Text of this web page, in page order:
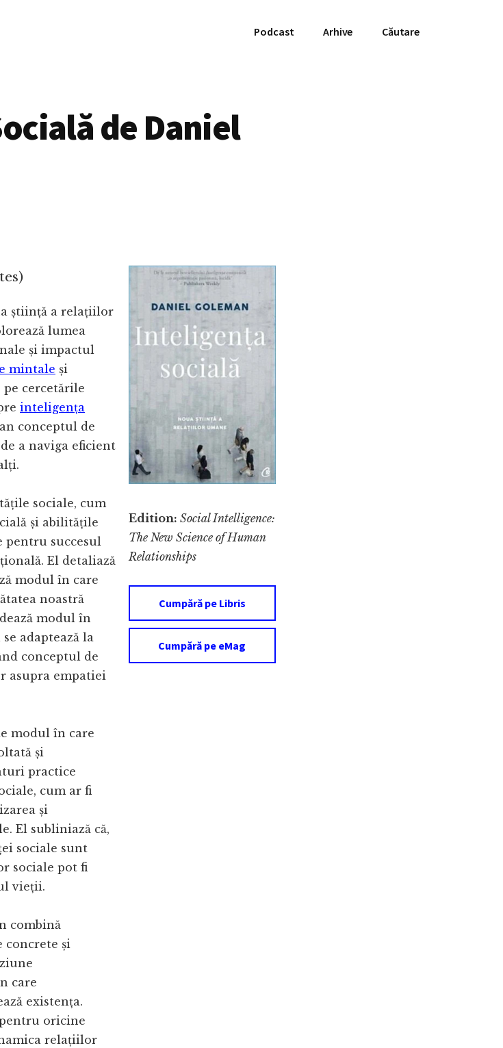
Podcast Arhive Căutare
de Daniel
Edition: Social Intelligence:
The New Science of Human
Relationships
Cumpără pe Libris
Cumpără pe eMag
știință a relațiilor
lumea
și impactul
mintale și
cercetările
inteligența
conceptul de
a naviga eficient
sociale, cum
și abilitățile
pentru succesul
El detaliază
modul în care
noastră
modul în
adaptează la
conceptul de
asupra empatiei
modul în care
și
practice
cum ar fi
și
El subliniază că,
sociale sunt
sociale pot fi
vieții.
combină
concrete și
care
existența.
pentru oricine
relațiilor